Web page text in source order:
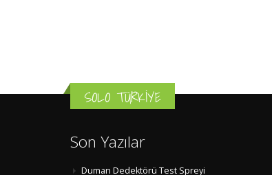
SOLO TÜRKİYE
Son Yazılar
Duman Dedektörü Test Spreyi